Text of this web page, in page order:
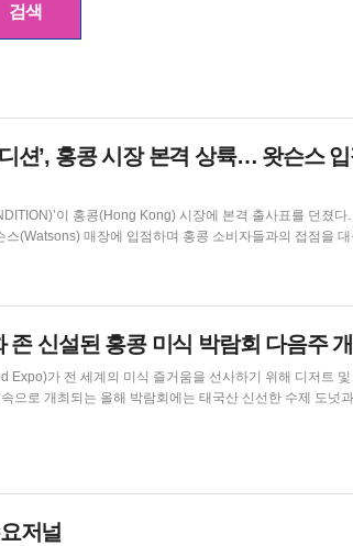
션’, 홍콩 시장 본격 상륙… 왓슨스
콩(Hong Kong) 시장에 본격 출사표를 던졌다. 관련 업계에 따르면, 컨디션은
(Watsons) 매장에 입점하며 홍콩 소비자들과의 접점을
STICK)' 제형으로, 오리지널맛과 그린애플맛 등 다
존 신설된 홍콩 미식 박람회 다음주
Expo)가 전 세계의 미식 즐거움을 선사하기 위해 디저트
저널